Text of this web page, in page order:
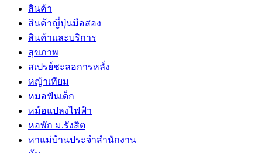
สินค้า
สินค้าญี่ปุ่นมือสอง
สินค้าและบริการ
สุขภาพ
สเปรย์ชะลอการหลั่ง
หญ้าเทียม
หมอฟันเด็ก
หม้อแปลงไฟฟ้า
หอพัก ม.รังสิต
หาแม่บ้านประจำสำนักงาน